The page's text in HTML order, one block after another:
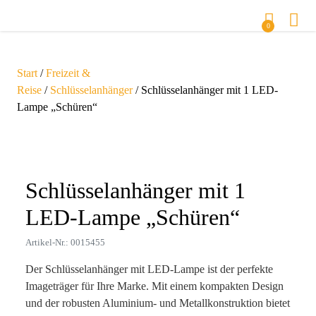
0
Start /Freizeit &
Reise / Schlüsselanhänger/ Schlüsselanhänger mit 1 LED-
Lampe „Schüren“
Schlüsselanhänger mit 1
LED-Lampe „Schüren“
Artikel-Nr.: 0015455
Der Schlüsselanhänger mit LED-Lampe ist der perfekte
Imageträger für Ihre Marke. Mit einem kompakten Design
und der robusten Aluminium- und Metallkonstruktion bietet